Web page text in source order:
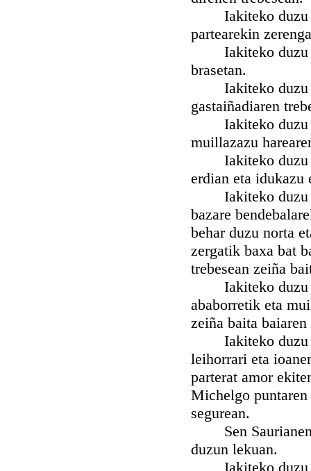
Iakiteko duzu
partearekin
Iakiteko duzu
brasetan.
Iakiteko duzu
gastaiñadiaren
Iakiteko duzu
muillazazu
Iakiteko duzu
erdian eta idukazu
Iakiteko duzu
bazare
behar duzu norta
zergatik baxa bat
trebesean zeiña
Iakiteko duzu
ababorretik eta
zeiña baita
Iakiteko duzu
leihorrari eta
parterat amor
Michelgo puntaren
segurean.
Sen Saurianen
duzun lekuan.
Iakiteko duzu